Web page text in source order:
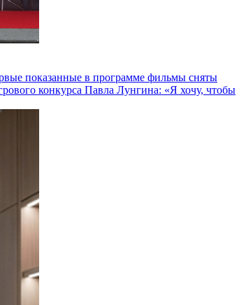
показанные в программе фильмы сняты
конкурса Павла Лунгина: «Я хочу, чтобы